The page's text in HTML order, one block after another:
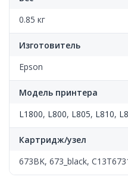
0.85 кг
Изготовитель
Epson
Модель принтера
L1800, L800, L805, L810,
Картридж/узел
673BK, 673_black,